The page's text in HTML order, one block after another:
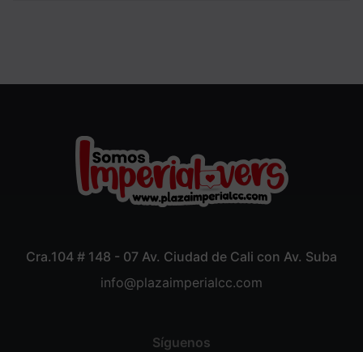
Cra.104 # 148 - 07 Av. Ciudad de Cali con Av. Suba
info@plazaimperialcc.com
Síguenos